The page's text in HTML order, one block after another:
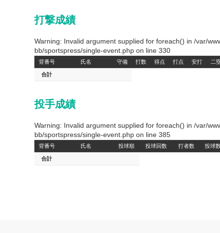
打撃成績
Warning: Invalid argument supplied for foreach() in /var/
bb/sportspress/single-event.php on line 330
背番号 氏名 守備 打数 得点 打点 安打 二
合計
投手成績
Warning: Invalid argument supplied for foreach() in /var/
bb/sportspress/single-event.php on line 385
背番号 氏名 投球順 投球回数 打者数 投球
合計